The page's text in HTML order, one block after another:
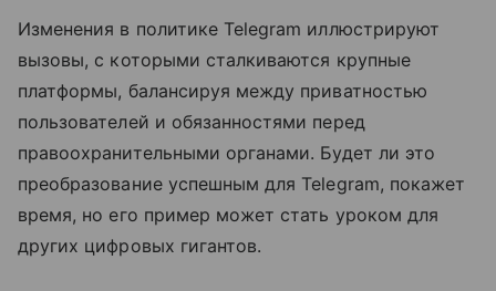
Изменения в политике Telegram иллюстрируют
вызовы, с которыми сталкиваются крупные
платформы, балансируя между приватностью
пользователей и обязанностями перед
правоохранительными органами. Будет ли это
преобразование успешным для Telegram, покажет
время, но его пример может стать уроком для
других цифровых гигантов.